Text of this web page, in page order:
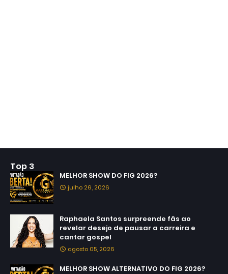
Top 3
MELHOR SHOW DO FIG 2026?
julho 26, 2026
Raphaela Santos surpreende fãs ao
revelar desejo de pausar a carreira e
cantar gospel
agosto 05, 2026
MELHOR SHOW ALTERNATIVO DO FIG 2026?